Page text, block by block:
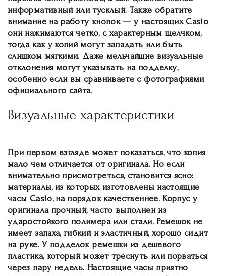
информативный или тусклый. Также обратите
внимание на работу кнопок — у настоящих Casio
они нажимаются четко, с характерным щелчком,
тогда как у копий могут западать или быть
слишком мягкими. Даже мельчайшие визуальные
отклонения могут указывать на подделку,
особенно если вы сравниваете с фотографиями
официального сайта.
Визуальные характеристики
При первом взгляде может показаться, что копия
мало чем отличается от оригинала. Но если
внимательно присмотреться, становится ясно:
материалы, из которых изготовлены настоящие
часы Casio, на порядок качественнее. Корпус у
оригинала прочный, часто выполнен из
ударостойкого полимера или стали. Ремешок не
имеет запаха, гибкий и эластичный, хорошо сидит
на руке. У подделок ремешки из дешевого
пластика, который может треснуть или порваться
через пару недель. Настоящие часы приятно